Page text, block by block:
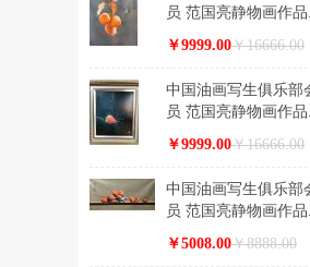
员 范国亮静物画作品
￥9999.00￥16666.00
中国油画写生俱乐部
员 范国亮静物画作品
￥9999.00￥16666.00
中国油画写生俱乐部
员 范国亮静物画作品
￥5008.00￥8888.00